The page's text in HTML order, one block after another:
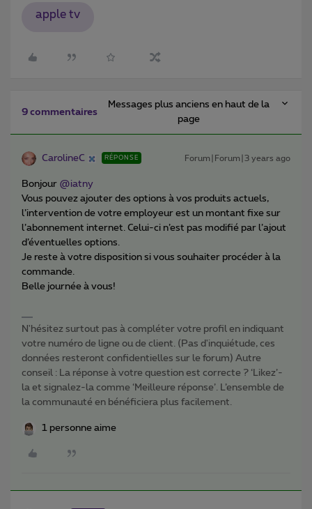
apple tv
9 commentaires
Messages plus anciens en haut de la
page
CarolineC RÉPONSE Forum|Forum|3 years ago
Bonjour @iatny
Vous pouvez ajouter des options à vos produits actuels,
l’intervention de votre employeur est un montant fixe sur
l’abonnement internet. Celui-ci n’est pas modifié par l’ajout
d’éventuelles options.
Je reste à votre disposition si vous souhaiter procéder à la
commande.
Belle journée à vous!
N'hésitez surtout pas à compléter votre profil en indiquant
votre numéro de ligne ou de client. (Pas d'inquiétude, ces
données resteront confidentielles sur le forum) Autre
conseil : La réponse à votre question est correcte ? ‘Likez’-
la et signalez-la comme ‘Meilleure réponse’. L’ensemble de
la communauté en bénéficiera plus facilement.
1 personne aime